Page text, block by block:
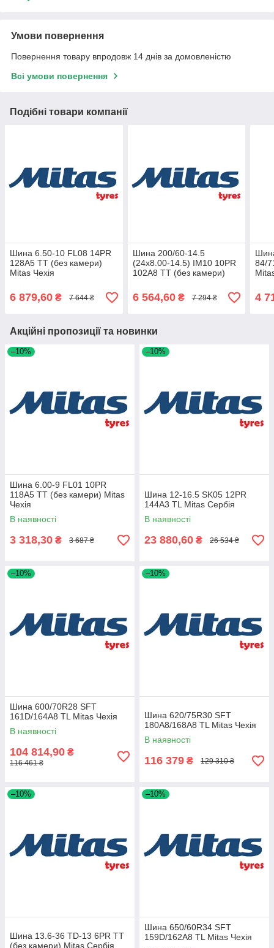
Умови повернення
Повернення товару впродовж 14 днів за домовленістю
Всі умови повернення
Подібні товари компанії
Шина 6.50-10 FL08 14PR
128A5 TT (без камери)
Mitas Чехія
6 879,60 ₴ 7 644 ₴
Шина 200/60-14.5
(24x8.00-14.5) IM10 10PR
102А8 TT (без камери)
6 564,60₴ 7 294 ₴
84/
4
Акційні пропозиції та новинки
–10%
Шина 6.00-9 FL01 10PR
118A5 TT (без камери) Mitas
Чехія
В наявності
3 318,30 ₴ 3 687 ₴
–10%
Шина 12-16.5 SK05 12PR
144A3 TL Mitas Сербія
В наявності
23 880,60 ₴ 26 534 ₴
–10%
Шина 600/70R28 SFT
161D/164A8 TL Mitas Чехія
В наявності
104 814,90 ₴
116 461 ₴
–10%
Шина 620/75R30 SFT
180A8/168A8 TL Mitas Чехія
В наявності
116 379 ₴ 129 310 ₴
–10%
Шина 13.6-36 TD-13 6PR TT
(без камери) Mitas Сербія
–10%
Шина 650/60R34 SFT
159D/162A8 TL Mitas Чехія